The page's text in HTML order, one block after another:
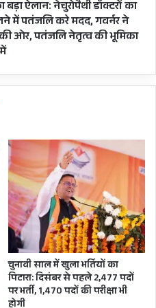
नदीम को उपलब्ध
2007 से मई 2022 तक
ऐलान: नेचुरोपैथी डॉक्टरों का
में पतंजलि करे मदद, गवर्नर ने
ओर, पतंजलि नेतृत्व की भूमिका
में
चुनावी साल में खुला भर्तियों का
पिटारा: दिसंबर से पहले 2,477 पदों
पर भर्ती, 1,470 पदों की परीक्षा भी